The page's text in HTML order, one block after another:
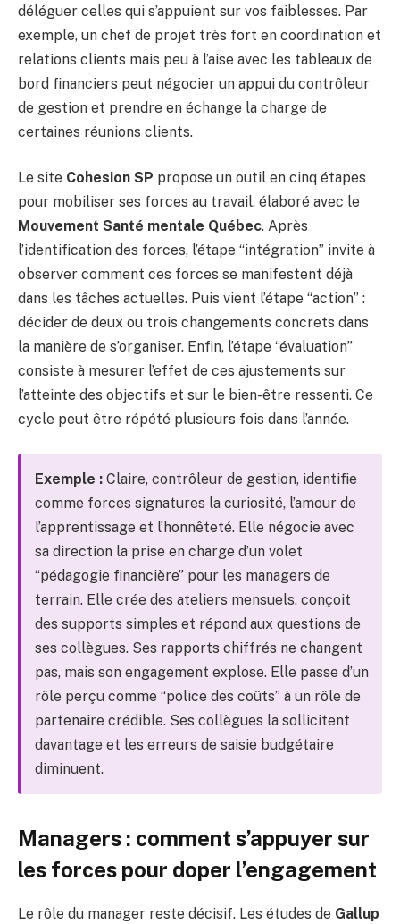
déléguer celles qui s’appuient sur vos faiblesses. Par
exemple, un chef de projet très fort en coordination et
relations clients mais peu à l’aise avec les tableaux de
bord financiers peut négocier un appui du contrôleur
de gestion et prendre en échange la charge de
certaines réunions clients.
Le site Cohesion SP propose un outil en cinq étapes
pour mobiliser ses forces au travail, élaboré avec le
Mouvement Santé mentale Québec. Après
l’identification des forces, l’étape “intégration” invite à
observer comment ces forces se manifestent déjà
dans les tâches actuelles. Puis vient l’étape “action” :
décider de deux ou trois changements concrets dans
la manière de s’organiser. Enfin, l’étape “évaluation”
consiste à mesurer l’effet de ces ajustements sur
l’atteinte des objectifs et sur le bien-être ressenti. Ce
cycle peut être répété plusieurs fois dans l’année.
Exemple : Claire, contrôleur de gestion, identifie
comme forces signatures la curiosité, l’amour de
l’apprentissage et l’honnêteté. Elle négocie avec
sa direction la prise en charge d’un volet
“pédagogie financière” pour les managers de
terrain. Elle crée des ateliers mensuels, conçoit
des supports simples et répond aux questions de
ses collègues. Ses rapports chiffrés ne changent
pas, mais son engagement explose. Elle passe d’un
rôle perçu comme “police des coûts” à un rôle de
partenaire crédible. Ses collègues la sollicitent
davantage et les erreurs de saisie budgétaire
diminuent.
Managers : comment s’appuyer sur
les forces pour doper l’engagement
Le rôle du manager reste décisif. Les études de Gallup